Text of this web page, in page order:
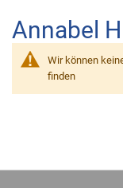
Annabel
Wir können
finden